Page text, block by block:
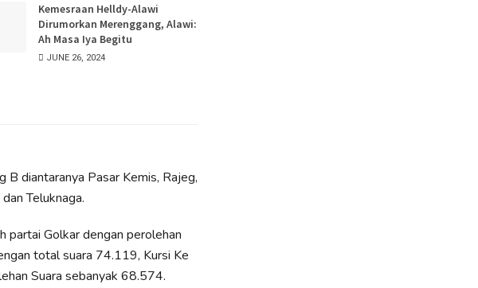
Kemesraan Helldy-Alawi
Dirumorkan Merenggang, Alawi:
Ah Masa Iya Begitu
JUNE 26, 2024
diantaranya Pasar Kemis, Rajeg,
Teluknaga.
partai Golkar dengan perolehan
total suara 74.119, Kursi Ke
Suara sebanyak 68.574.